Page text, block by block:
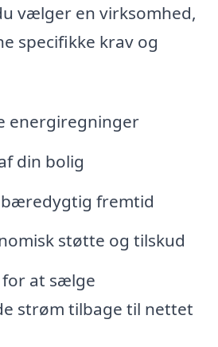
vælger en virksomhed,
specifikke krav og
energiregninger
din bolig
fremtid
støtte og tilskud
for at sælge
strøm tilbage til nettet